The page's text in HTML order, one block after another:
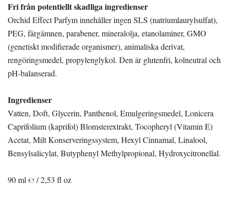
Fri från potentiellt skadliga ingredienser
Orchid Effect Parfym innehåller ingen SLS (natriumlaurylsulfat),
PEG, färgämnen, parabener, mineralolja, etanolaminer, GMO
(genetiskt modifierade organismer), animaliska derivat,
rengöringsmedel, propylenglykol. Den är glutenfri, kolneutral och
pH-balanserad.
Ingredienser
Vatten, Doft, Glycerin, Panthenol, Emulgeringsmedel, Lonicera
Caprifolium (kaprifol) Blomsterextrakt, Tocopheryl (Vitamin E)
Acetat, Milt Konserveringssystem, Hexyl Cinnamal, Linalool,
Bensylsalicylat, Butyphenyl Methylpropional, Hydroxycitronellal.
90 ml ℮ / 2,53 fl oz